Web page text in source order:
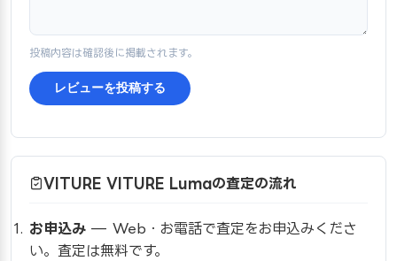
投稿内容は確認後に掲載されます。
レビューを投稿する
VITURE VITURE Lumaの査定の流れ
お申込み — Web・お電話で査定をお申込みくださ
い。査定は無料です。